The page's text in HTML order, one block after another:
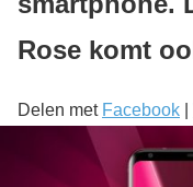
Rose komt
Delen met Facebook